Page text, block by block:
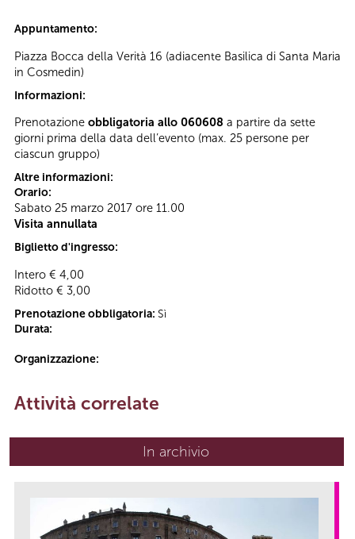
Appuntamento:
Piazza Bocca della Verità 16 (adiacente Basilica di Santa Maria
in Cosmedin)
Informazioni:
Prenotazione obbligatoria allo 060608 a partire da sette
giorni prima della data dell’evento (max. 25 persone per
ciascun gruppo)
Altre informazioni:
Orario:
Sabato 25 marzo 2017 ore 11.00
Visita annullata
Biglietto d'ingresso:
Intero € 4,00
Ridotto € 3,00
Prenotazione obbligatoria: Sì
Durata:
Organizzazione:
Attività correlate
In archivio